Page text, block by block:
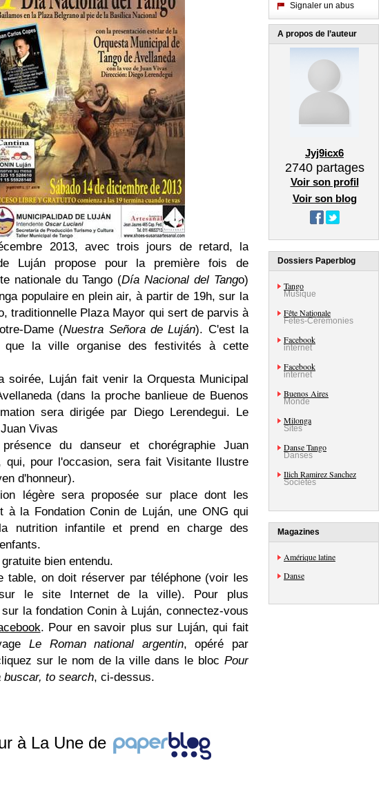
2013, avec trois jours de retard, la
Luján propose pour la première fois de
nationale du Tango (Día Nacional del Tango)
populaire en plein air, à partir de 19h, sur la
traditionnelle Plaza Mayor qui sert de parvis à
Dame (Nuestra Señora de Luján). C'est la
que la ville organise des festivités à cette
soirée, Luján fait venir la Orquesta Municipal
(dans la proche banlieue de Buenos
sera dirigée par Diego Lerendegui. Le
Vivas
du danseur et chorégraphie Juan
qui, pour l'occasion, sera fait Visitante Ilustre
d'honneur).
légère sera proposée sur place dont les
à la Fondation Conin de Luján, une ONG qui
nutrition infantile et prend en charge des
bien entendu.
table, on doit réserver par téléphone (voir les
sur le site Internet de la ville).
Pour plus
la fondation Conin à Luján, connectez-vous
. Pour en savoir plus sur Luján, qui fait
Le Roman national argentin, opéré par
sur le nom de la ville dans le blocPour
buscar, to search, ci-dessus.
à La Une de
Signaler un abus
A propos de l’auteur
Jyj9icx6
2740partages
Voir son profil
Voir son blog
Dossiers Paperblog
Tango
Musique
Fête Nationale
Fêtes-Cérémonies
Facebook
internet
Facebook
internet
Buenos Aires
Monde
Milonga
Sites
Danse Tango
Danses
Ilich Ramirez Sanchez
Sociétés
Magazines
Amérique latine
Danse